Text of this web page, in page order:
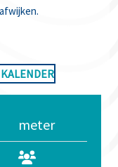
meter